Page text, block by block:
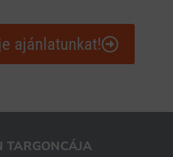
ajánlatunkat!
TARGONCÁJA